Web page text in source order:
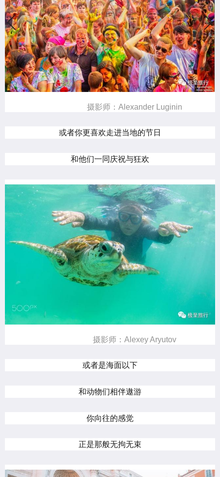
摄影师：Alexander Luginin
或者你更喜欢走进当地的节日
和他们一同庆祝与狂欢
摄影师：Alexey Aryutov
或者是海面以下
和动物们相伴遨游
你向往的感觉
正是那般无拘无束